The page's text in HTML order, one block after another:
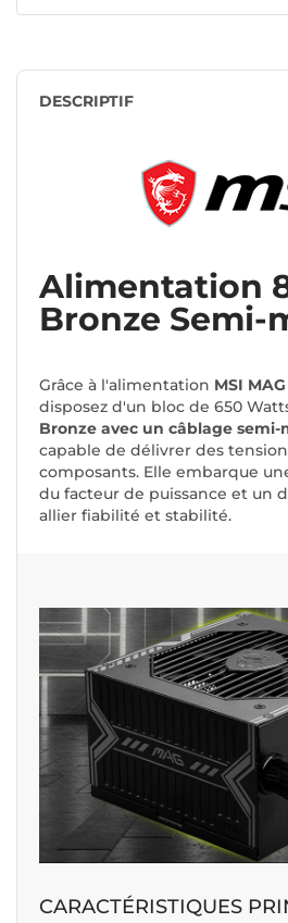
DESCRIPTIF
Alimentation
Bronze Semi-
Grâce à l'alimentation MSI
disposez d'un bloc de 650
Bronze avec un câblage
capable de délivrer des
composants. Elle embarque
du facteur de puissance et un
allier fiabilité et stabilité.
CARACTÉRISTIQUES